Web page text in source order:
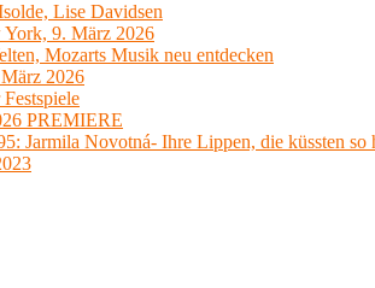
Lise Davidsen
9. März 2026
Mozarts Musik neu entdecken
2026
PREMIERE
Jarmila Novotná- Ihre Lippen, die küssten so